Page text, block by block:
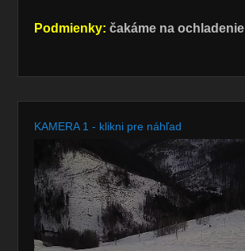
Podmienky: čakáme na ochladenie
KAMERA 1 - klikni pre náhľad